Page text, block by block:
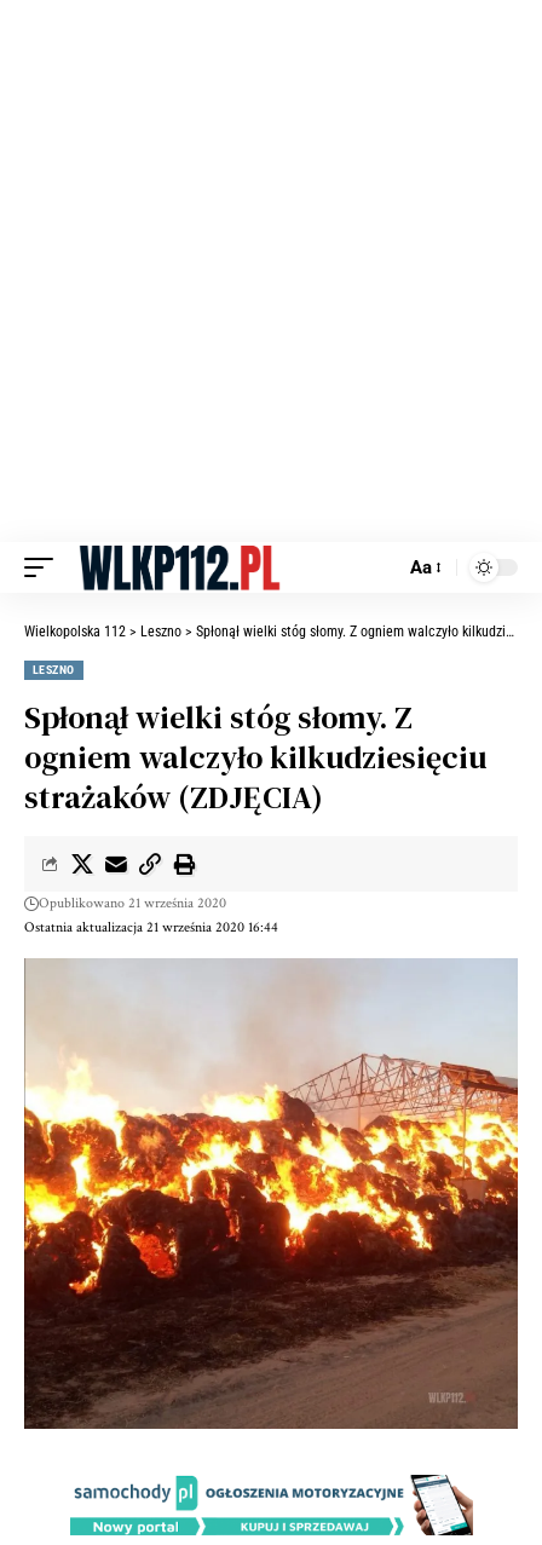
Aa
Wielkopolska 112 > Leszno > Spłonął wielki stóg słomy. Z ogniem walczyło kilkudziesięciu strażaków (ZDJĘCIA)
LESZNO
Spłonął wielki stóg słomy. Z
ogniem walczyło kilkudziesięciu
strażaków (ZDJĘCIA)
Ostatnia aktualizacja 21 września 2020 16:44
Opublikowano 21 września 2020